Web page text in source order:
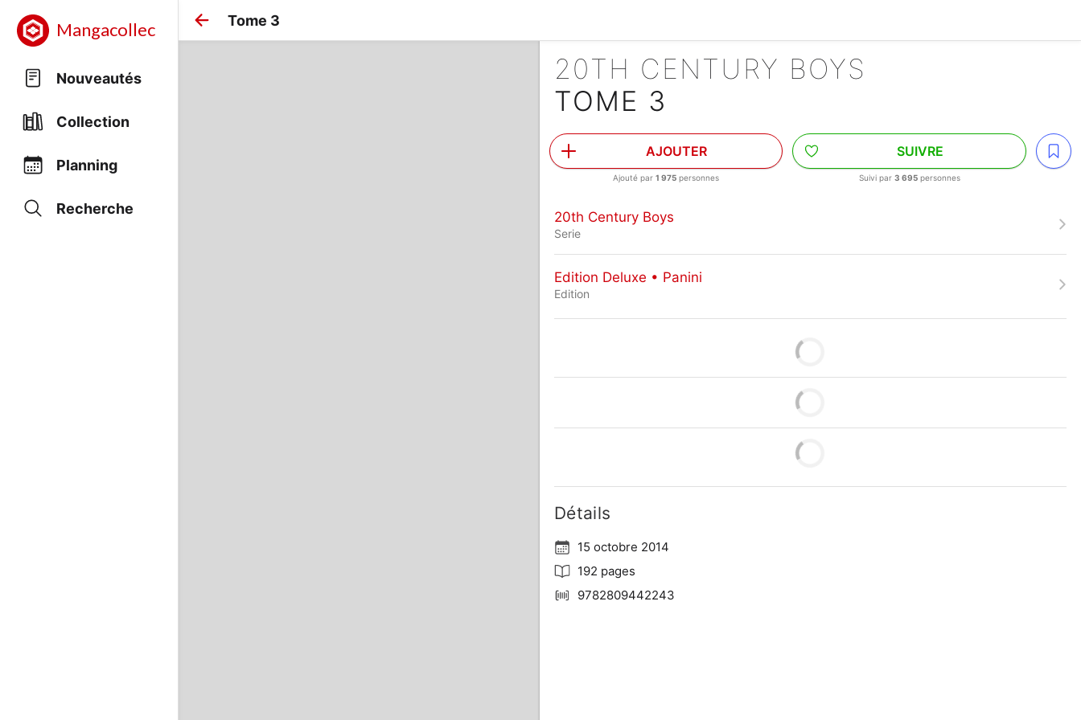
Mangacollec
Nouveautés
Collection
Planning
Recherche
Tome 3
20TH CENTURY BOYS
TOME 3
AJOUTER
Ajouté par1 975 personnes
SUIVRE
Suivi par 3 695personnes
20th Century Boys
Serie
Edition Deluxe • Panini
Edition
Détails
15 octobre 2014
192 pages
9782809442243